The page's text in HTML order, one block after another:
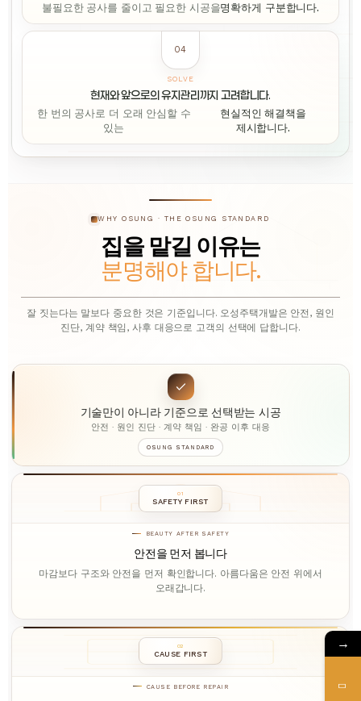
불필요한 공사를 줄이고 필요한 시공을명확하게 구분합니다.
04
SOLVE
현재와 앞으로의 유지관리까지 고려합니다.
한 번의 공사로 더 오래 안심할 수
있는
현실적인 해결책을
제시합니다.
WHY OSUNG · THE OSUNG STANDARD
집을 맡길 이유는
분명해야 합니다.
잘 짓는다는 말보다 중요한 것은 기준입니다. 오성주택개발은 안전, 원인
진단, 계약 책임, 사후 대응으로 고객의 선택에 답합니다.
기술만이 아니라 기준으로 선택받는 시공
안전 · 원인 진단 · 계약 책임 · 완공 이후 대응
OSUNG STANDARD
01
SAFETY FIRST
BEAUTY AFTER SAFETY
안전을 먼저 봅니다
마감보다 구조와 안전을 먼저 확인합니다. 아름다움은 안전 위에서
오래갑니다.
02
CAUSE FIRST
CAUSE BEFORE REPAIR
→